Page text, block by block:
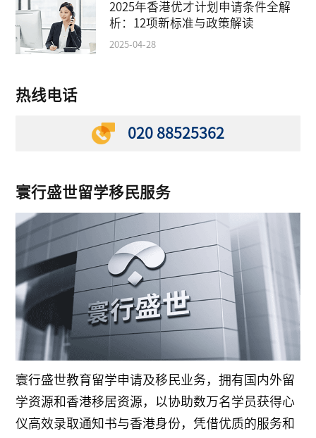
2025年香港优才计划申请条件全解
析：12项新标准与政策解读
2025-04-28
热线电话
020 88525362
寰行盛世留学移民服务
寰行盛世教育留学申请及移民业务，拥有国内外留
学资源和香港移居资源，以协助数万名学员获得心
仪高效录取通知书与香港身份，凭借优质的服务和